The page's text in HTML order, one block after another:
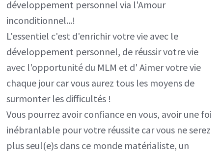
développement personnel via l'Amour
inconditionnel...!
L'essentiel c'est d'enrichir votre vie avec le
développement personnel, de réussir votre vie
avec l'opportunité du MLM et d' Aimer votre vie
chaque jour car vous aurez tous les moyens de
surmonter les difficultés !
Vous pourrez avoir confiance en vous, avoir une foi
inébranlable pour votre réussite car vous ne serez
plus seul(e)s dans ce monde matérialiste, un